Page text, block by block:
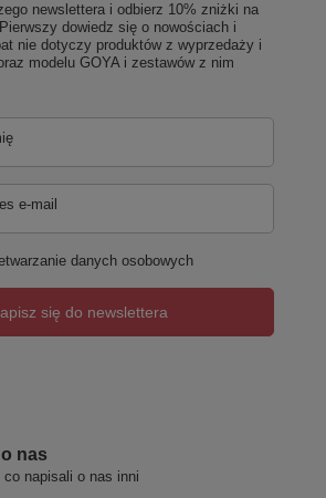
newslettera i odbierz 10% zniżki na
dowiedz się o nowościach i
nie dotyczy produktów z wyprzedaży i
modelu GOYA i zestawów z nim
e-mail
danych osobowych
się do newslettera
nas
co napisali o nas inni